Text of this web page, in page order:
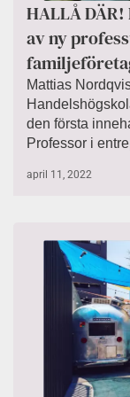
HALLÅ
av ny
Mattias
den första
Professor i
april 11, 2022